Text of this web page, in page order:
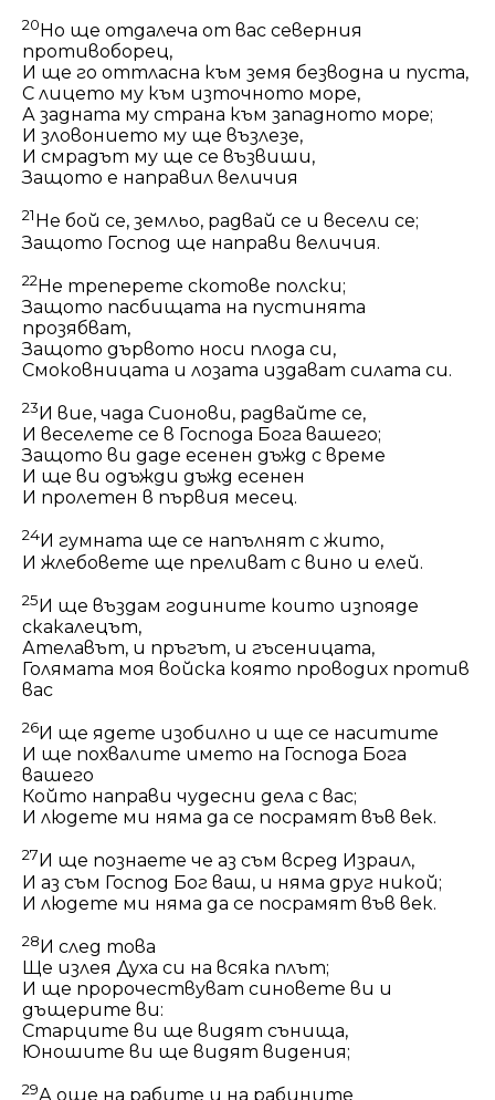
20 Но ще отдалеча от вас северния
противоборец,
И ще го оттласна към земя безводна и пуста,
С лицето му към източното море,
А задната му страна към западното море;
И зловонието му ще възлезе,
И смрадът му ще се възвиши,
Защото е направил величия
21 Не бой се, земльо, радвай се и весели се;
Защото Господ ще направи величия.
22Не треперете скотове полски;
Защото пасбищата на пустинята
прозябват,
Защото дървото носи плода си,
Смоковницата и лозата издават силата си.
23 И вие, чада Сионови, радвайте се,
И веселете се в Господа Бога вашего;
Защото ви даде есенен дъжд с време
И ще ви одъжди дъжд есенен
И пролетен в първия месец.
24И гумната ще се напълнят с жито,
И жлебовете ще преливат с вино и елей.
25И ще въздам годините които изпояде
скакалецът,
Ателавът, и пръгът, и гъсеницата,
Голямата моя войска която проводих против
вас
26И ще ядете изобилно и ще се наситите
И ще похвалите името на Господа Бога
вашего
Който направи чудесни дела с вас;
И людете ми няма да се посрамят във век.
27 И ще познаете че аз съм всред Израил,
И аз съм Господ Бог ваш, и няма друг никой;
И людете ми няма да се посрамят във век.
28И след това
Ще излея Духа си на всяка плът;
И ще пророчествуват синовете ви и
дъщерите ви:
Старците ви ще видят сънища,
Юношите ви ще видят видения;
29А още на рабите и на рабините